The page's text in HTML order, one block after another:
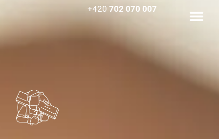
+420 702 070 007